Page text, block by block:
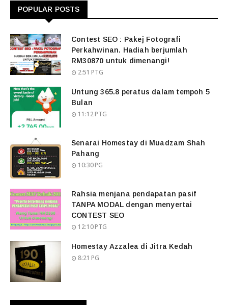
POPULAR POSTS
Contest SEO : Pakej Fotografi
Perkahwinan. Hadiah berjumlah
RM30870 untuk dimenangi!
2:51 PTG
Untung 365.8 peratus dalam tempoh 5
Bulan
11:12 PTG
Senarai Homestay di Muadzam Shah
Pahang
10:30 PG
Rahsia menjana pendapatan pasif
TANPA MODAL dengan menyertai
CONTEST SEO
12:10 PTG
Homestay Azzalea di Jitra Kedah
8:21 PG